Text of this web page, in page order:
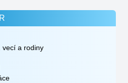
vecí a rodiny